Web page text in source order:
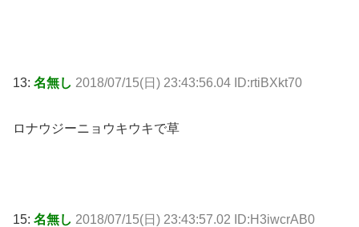
13: 名無し 2018/07/15(日) 23:43:56.04 ID:rtiBXkt70
ロナウジーニョウキウキで草
15: 名無し 2018/07/15(日) 23:43:57.02 ID:H3iwcrAB0